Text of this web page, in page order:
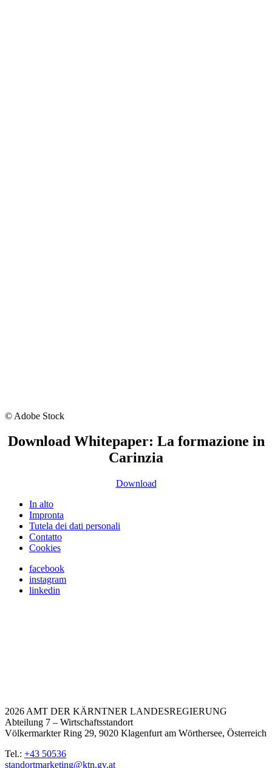
© Adobe Stock
Download Whitepaper: La formazione in
Carinzia
Download
In alto
Impronta
Tutela dei dati personali
Contatto
Cookies
facebook
instagram
linkedin
2026 AMT DER KÄRNTNER LANDESREGIERUNG
Abteilung 7 – Wirtschaftsstandort
Völkermarkter Ring 29, 9020 Klagenfurt am Wörthersee, Österreich
Tel.: +43 50536
standortmarketing@ktn.gv.at